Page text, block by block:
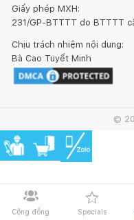
Cộng đồng Specials
Giấy phép MXH:
231/GP-BTTTT do BTTTT
Chịu trách nhiệm nội dung:
Bà Cao Tuyết Minh
©